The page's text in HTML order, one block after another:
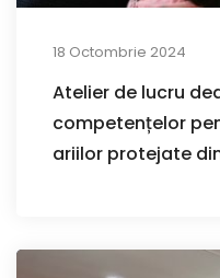
18 Octombrie 2024
Atelier de lucru
competențelor
ariilor protejate